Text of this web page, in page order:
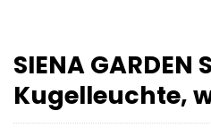
SIENA GARDEN
Kugelleuchte,